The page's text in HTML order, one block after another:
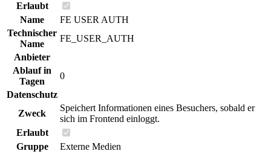
Erlaubt
Name
FE USER AUTH
Technischer
Name
FE_USER_AUTH
Anbieter
Ablauf in
Tagen
0
Datenschutz
Zweck
Speichert Informationen eines Besuchers, sobald er
sich im Frontend einloggt.
Erlaubt
Gruppe
Externe Medien